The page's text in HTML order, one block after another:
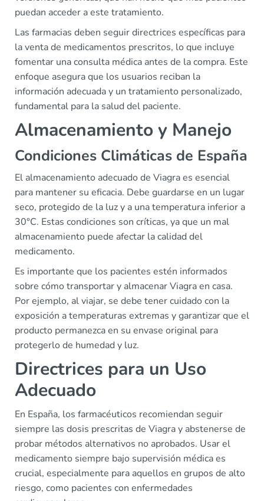
puedan acceder a este tratamiento.
Las farmacias deben seguir directrices específicas para
la venta de medicamentos prescritos, lo que incluye
fomentar una consulta médica antes de la compra. Este
enfoque asegura que los usuarios reciban la
información adecuada y un tratamiento personalizado,
fundamental para la salud del paciente.
Almacenamiento y Manejo
Condiciones Climáticas de España
El almacenamiento adecuado de Viagra es esencial
para mantener su eficacia. Debe guardarse en un lugar
seco, protegido de la luz y a una temperatura inferior a
30°C. Estas condiciones son críticas, ya que un mal
almacenamiento puede afectar la calidad del
medicamento.
Es importante que los pacientes estén informados
sobre cómo transportar y almacenar Viagra en casa.
Por ejemplo, al viajar, se debe tener cuidado con la
exposición a temperaturas extremas y garantizar que el
producto permanezca en su envase original para
protegerlo de humedad y luz.
Directrices para un Uso
Adecuado
En España, los farmacéuticos recomiendan seguir
siempre las dosis prescritas de Viagra y abstenerse de
probar métodos alternativos no aprobados. Usar el
medicamento siempre bajo supervisión médica es
crucial, especialmente para aquellos en grupos de alto
riesgo, como pacientes con enfermedades